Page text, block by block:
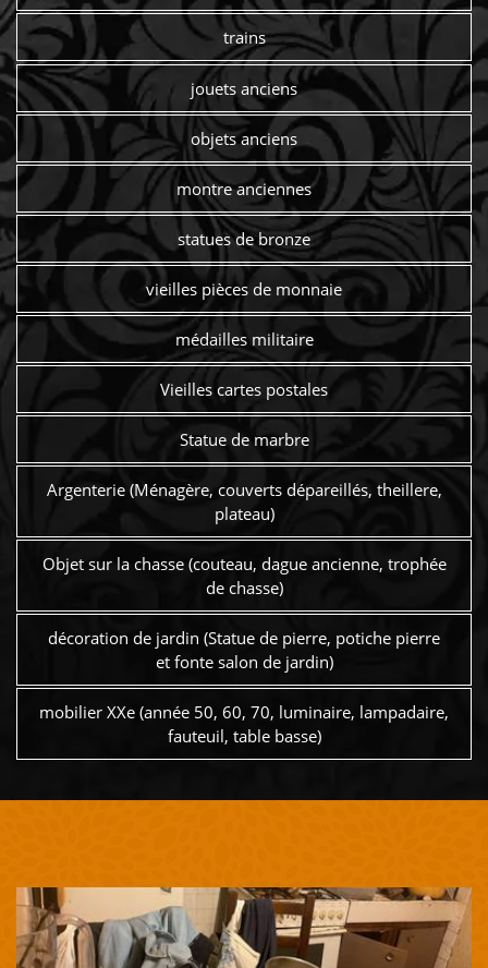
trains
jouets anciens
objets anciens
montre anciennes
statues de bronze
vieilles pièces de monnaie
médailles militaire
Vieilles cartes postales
Statue de marbre
Argenterie (Ménagère, couverts dépareillés, theillere,
plateau)
Objet sur la chasse (couteau, dague ancienne, trophée
de chasse)
décoration de jardin (Statue de pierre, potiche pierre
et fonte salon de jardin)
mobilier XXe (année 50, 60, 70, luminaire, lampadaire,
fauteuil, table basse)